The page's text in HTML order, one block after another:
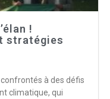
!
stratégies
à des défis
climatique, qui